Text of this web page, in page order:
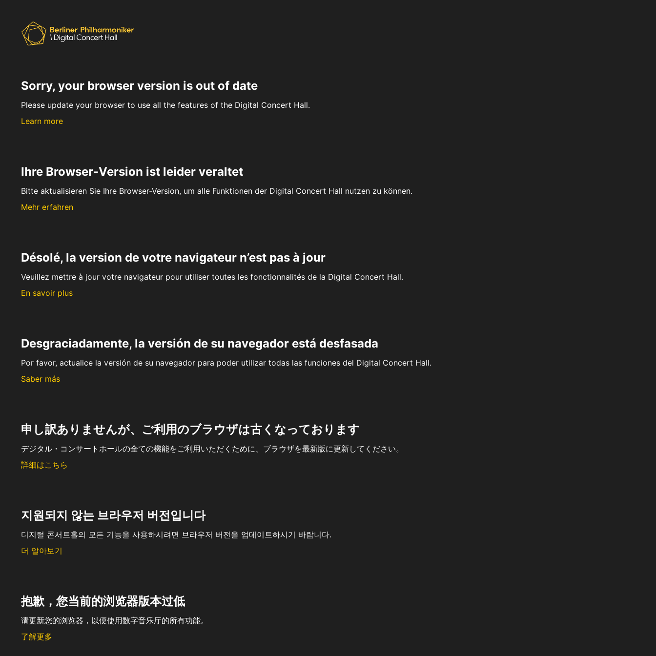
Sorry, your browser version is out of date
Please update your browser to use all the features of the Digital Concert Hall.
Learn more
Ihre Browser-Version ist leider veraltet
Bitte aktualisieren Sie Ihre Browser-Version, um alle Funktionen der Digital Concert Hall nutzen zu können.
Mehr erfahren
Désolé, la version de votre navigateur n’est pas à jour
Veuillez mettre à jour votre navigateur pour utiliser toutes les fonctionnalités de la Digital Concert Hall.
En savoir plus
Desgraciadamente, la versión de su navegador está desfasada
Por favor, actualice la versión de su navegador para poder utilizar todas las funciones del Digital Concert Hall.
Saber más
申し訳ありませんが、ご利用のブラウザは古くなっております
デジタル・コンサートホールの全ての機能をご利用いただくために、ブラウザを最新版に更新してください。
詳細はこちら
지원되지 않는 브라우저 버전입니다
디지털 콘서트홀의 모든 기능을 사용하시려면 브라우저 버전을 업데이트하시기 바랍니다.
더 알아보기
抱歉，您当前的浏览器版本过低
请更新您的浏览器，以便使用数字音乐厅的所有功能。
了解更多